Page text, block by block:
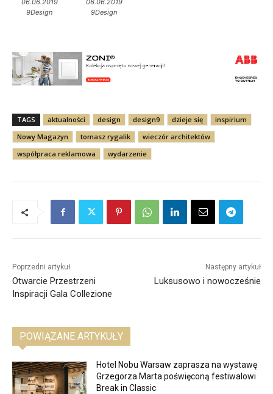
06.06.2019
9Design
06.06.2019
9Design
TAGS aktualności design design9 dzieje się
inspirium
Nowy Magazyn
tomasz rygalik
wieczór architektów
współpraca reklamowa
wydarzenie
Poprzedni artykuł
Otwarcie Przestrzeni
Inspiracji Gala Collezione
Następny artykuł
Luksusowo i nowocześnie
POWIĄZANE ARTYKUŁY
Hotel Nobu Warsaw zaprasza na wystawę
Grzegorza Marta poświęconą festiwalowi
Break in Classic